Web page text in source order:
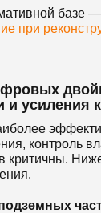
базе —
при
и усиления
контроль
критичны.